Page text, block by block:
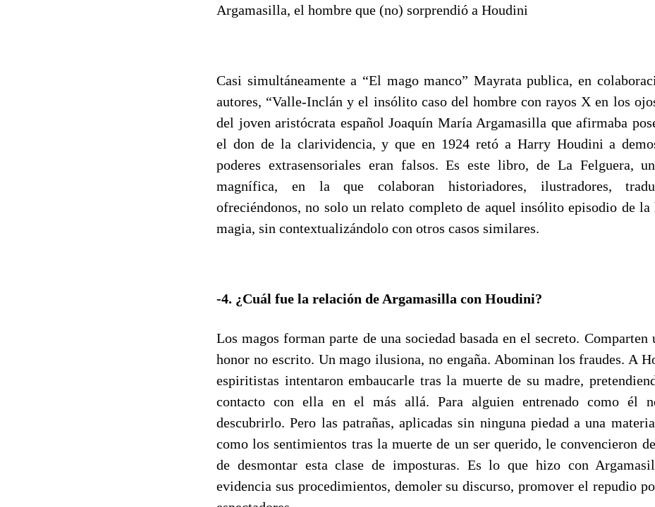
Argamasilla, el hombre que (no) sorprendió a Houdini
Casi simultáneamente a “El mago manco” Mayrata publica, en
autores, “Valle-Inclán y el insólito caso del hombre con rayos X en los
del joven aristócrata español Joaquín María Argamasilla que afirmaba
el don de la clarividencia, y que en 1924 retó a Harry Houdini a
poderes extrasensoriales eran falsos. Es este libro, de La Felguera,
magnífica, en la que colaboran historiadores, ilustradores,
ofreciéndonos, no solo un relato completo de aquel insólito episodio de
magia, sin contextualizándolo con otros casos similares.
-4. ¿Cuál fue la relación de Argamasilla con Houdini?
Los magos forman parte de una sociedad basada en el secreto. Comparten
honor no escrito. Un mago ilusiona, no engaña. Abominan los fraudes. A
espiritistas intentaron embaucarle tras la muerte de su madre,
contacto con ella en el más allá. Para alguien entrenado como él
descubrirlo. Pero las patrañas, aplicadas sin ninguna piedad a una
como los sentimientos tras la muerte de un ser querido, le convencieron
de desmontar esta clase de imposturas. Es lo que hizo con
evidencia sus procedimientos, demoler su discurso, promover el repudio